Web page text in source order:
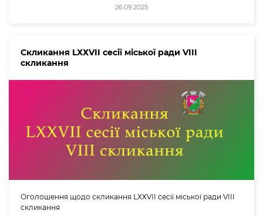
26.09.2025
Скликання LХХVII сесії міської ради VIII
скликання
Оголошення щодо скликання LХХVII сесії міської ради VIII
скликання